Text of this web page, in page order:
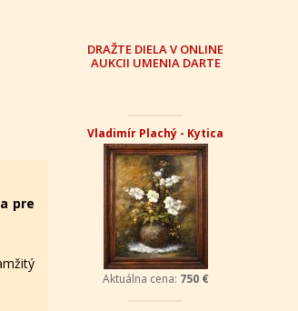
pre
DRAŽTE DIELA V ONLINE
AUKCII UMENIA DARTE
Vladimír Plachý - Kytica
Aktuálna cena: 750 €